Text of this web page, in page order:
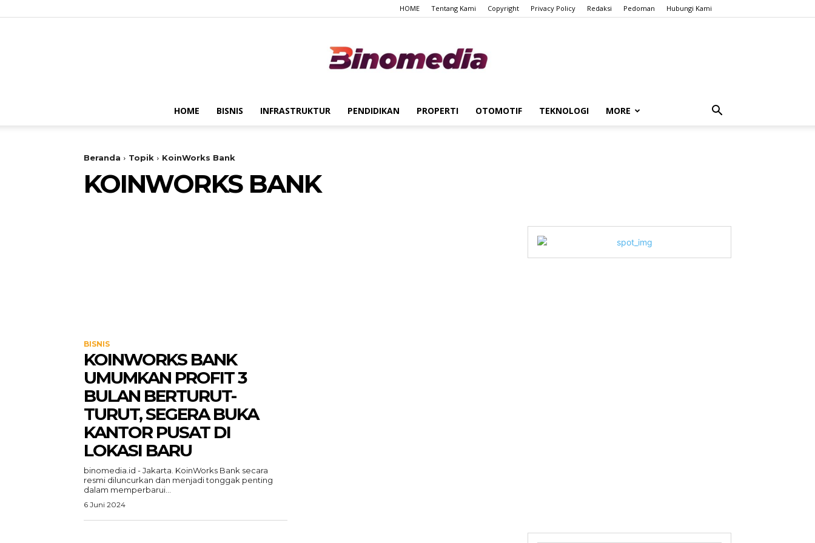
HOME Tentang Kami Copyright Privacy Policy Redaksi Pedoman Hubungi Kami
HOME BISNIS INFRASTRUKTUR PENDIDIKAN PROPERTI OTOMOTIF TEKNOLOGI MORE
Beranda Topik KoinWorks Bank
KOINWORKS BANK
BISNIS
KOINWORKS BANK
UMUMKAN PROFIT 3
BULAN BERTURUT-
TURUT, SEGERA BUKA
KANTOR PUSAT DI
LOKASI BARU
binomedia.id - Jakarta. KoinWorks Bank secara
resmi diluncurkan dan menjadi tonggak penting
dalam memperbarui...
6 Juni 2024